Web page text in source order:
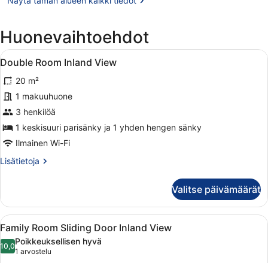
Huonevaihtoehdot
Avaa
kaikki
huonetyypin
Double
Room
Inland
View
Hotellihuone, jossa on sänky,
6
Double Room Inland View
20 m²
1 makuuhuone
3 henkilöä
1 keskisuuri parisänky ja 1 yhden hengen sänky
Ilmainen Wi-Fi
Lisätietoja
Lisätietoja
Inland
View
Valitse päivämäärät
Avaa
kaikki
huonetyypin
Moderni hotellihuone, jossa on
9
Family Room Sliding Door Inland View
10,010,0 kautta 10
Poikkeuksellisen hyvä
1 arvostelu
(1